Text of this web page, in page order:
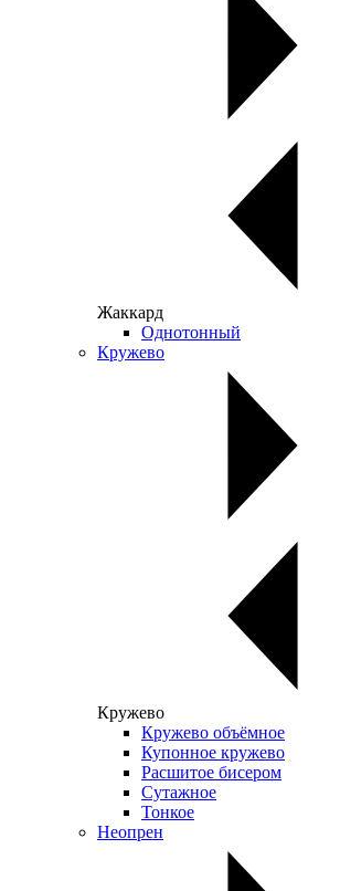
Жаккард
Однотонный
Кружево
Кружево
Кружево объёмное
Купонное кружево
Расшитое бисером
Сутажное
Тонкое
Неопрен